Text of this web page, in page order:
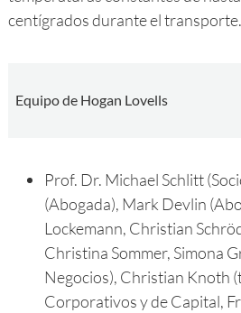
centígrados durante el transporte.
Equipo de Hogan Lovells
Prof. Dr. Michael Schlitt
(Abogada), Mark Devlin
Lockemann, Christian
Christina Sommer, Simona
Negocios), Christian Knoth
Corporativos y de Capital,